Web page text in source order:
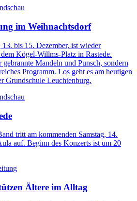
im Weihnachtsdorf
bis 15. Dezember, ist wieder
Kögel-Willms-Platz in Rastede.
Mandeln und Punsch, sondern
Programm. Los geht es am heutigen
Grundschule Leuchtenburg.
tritt am kommenden Samstag, 14.
auf. Beginn des Konzerts ist um 20
Ältere im Alltag